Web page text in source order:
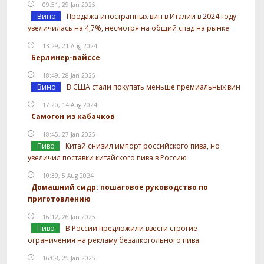
09:51, 29 Jan 2025
Вино
Продажа иностранных вин в Италии в 2024 году
увеличилась на 4,7%, несмотря на общий спад на рынке
13:29, 21 Aug 2024
Берлинер-вайссе
18:49, 28 Jan 2025
Вино В США стали покупать меньше премиальных вин
17:20, 14 Aug 2024
Самогон из кабачков
18:45, 27 Jan 2025
Пиво
Китай снизил импорт российского пива, но
увеличил поставки китайского пива в Россию
10:39, 5 Aug 2024
Домашний сидр: пошаговое руководство по
приготовлению
16:12, 26 Jan 2025
Пиво
В России предложили ввести строгие
ограничения на рекламу безалкогольного пива
16:08, 25 Jan 2025